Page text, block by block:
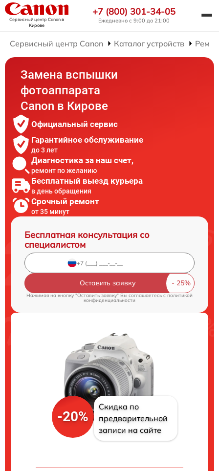
Сервисный центр Canonв
Кирове
+7 (800) 301-34-05
Ежедневно с 9:00 до 21:00
Сервисный центр Canon Каталог устройств
Замена вспышки
фотоаппарата
Canon в Кирове
Официальный сервис
Гарантийное обслуживание
до 3 лет
Диагностика за наш счет,
ремонт по желанию
Бесплатный выезд курьера
в день обращения
Срочный ремонт
от 35 минут
Бесплатная консультация со
специалистом
Оставить заявку
Нажимая на кнопку "Оставить заявку" Вы соглашаетесь cполитикой
конфиденциальности
-20%
Скидка по
предварительной
записи на сайте